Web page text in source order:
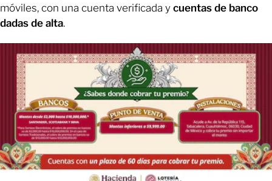
móviles, con una cuenta verificada y cuentas de banco
dadas de alta.